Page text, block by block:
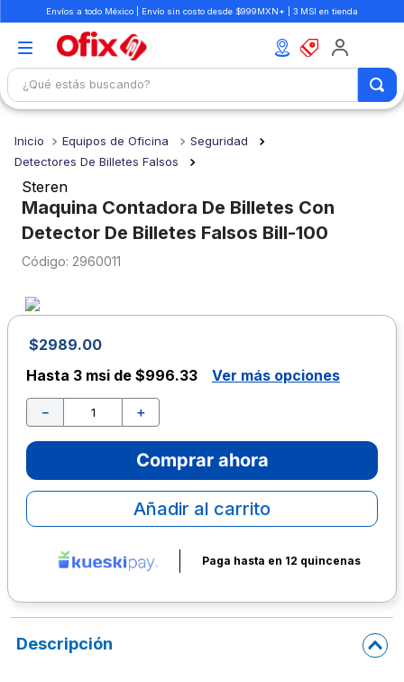
Envíos a todo México | Envío sin costo desde $999MXN* | 3 MSI en tienda
¿Qué estás buscando?
Equipos de Oficina
Seguridad
Detectores De Billetes Falsos
Steren
Maquina Contadora De Billetes Con
Detector De Billetes Falsos Bill-100
: 2960011
$2989.00
Hasta 3 msi de $996.33 Ver más opciones
＋
－
Comprar ahora
Añadir al carrito
Paga hasta en 12 quincenas
Descripción
1.
mochilas
2.
3.
cuaderno
4.
cuadernos
colores
6.
7.
sacapuntas
8 .
escolar
9.
escritorio
10. lapiz